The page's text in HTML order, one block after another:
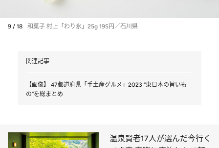
9 / 18 和菓子 村上「わり氷」25g 195円／石川県
関連記事
【画像】 47都道府県「手土産グルメ」2023 “東日本の旨いも
の”を総まとめ
温泉賢者17人が選んだ今行く